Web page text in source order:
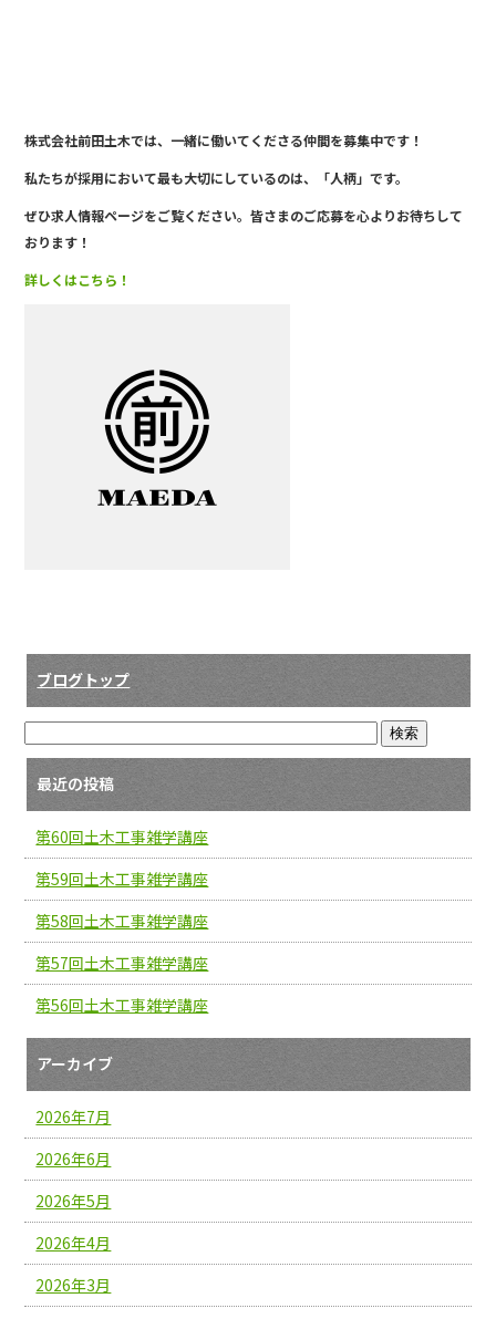
株式会社前田土木では、一緒に働いてくださる仲間を募集中です！
私たちが採用において最も大切にしているのは、「人柄」です。
ぜひ求人情報ページをご覧ください。皆さまのご応募を心よりお待ちして
おります！
詳しくはこちら！
ブログトップ
最近の投稿
第60回土木工事雑学講座
第59回土木工事雑学講座
第58回土木工事雑学講座
第57回土木工事雑学講座
第56回土木工事雑学講座
アーカイブ
2026年7月
2026年6月
2026年5月
2026年4月
2026年3月